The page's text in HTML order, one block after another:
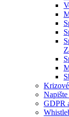
Napište
GDPR